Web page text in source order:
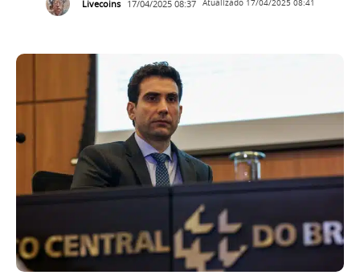
Livecoins 17/04/2025 08:37 Atualizado 17/04/2025 08:41